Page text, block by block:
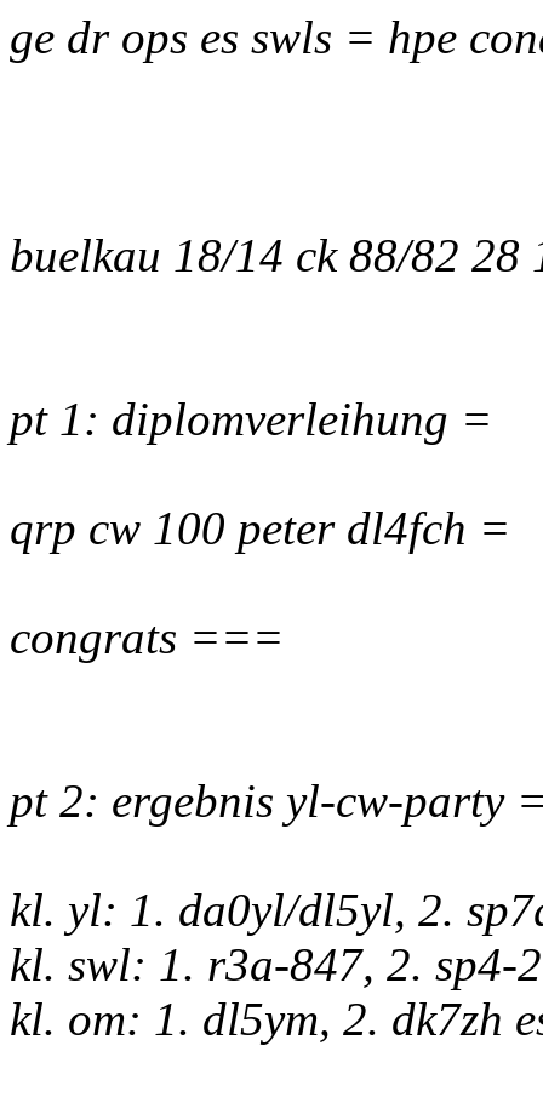
ge dr ops es swls = hpe
buelkau 18/14 ck 88/82 28
pt 1: diplomverleihung =
qrp cw 100 peter dl4fch =
congrats ===
pt 2: ergebnis yl-cw-party
kl. yl: 1. da0yl/dl5yl, 2.
kl. swl: 1. r3a-847, 2. sp4-
kl. om: 1. dl5ym, 2. dk7zh